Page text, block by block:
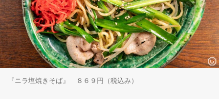
『ニラ塩焼きそば』 ８６９円（税込み）